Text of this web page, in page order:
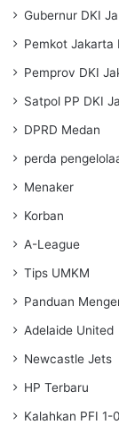
Gubernur DKI
Pemkot Jakarta
Pemprov DKI
Satpol PP DKI
DPRD Medan
perda
Menaker
Korban
A-League
Tips UMKM
Panduan
Adelaide United
Newcastle Jets
HP Terbaru
Kalahkan PFI 1-0